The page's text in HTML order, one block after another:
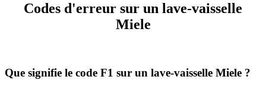
Codes d'erreur sur un lave-vaisselle
Miele
Que signifie le code F1 sur un lave-vaisselle Miele ?